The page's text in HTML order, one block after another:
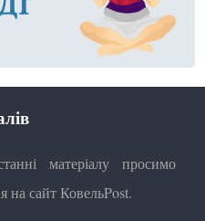
матеріалу просимо
на сайт КовельPost.